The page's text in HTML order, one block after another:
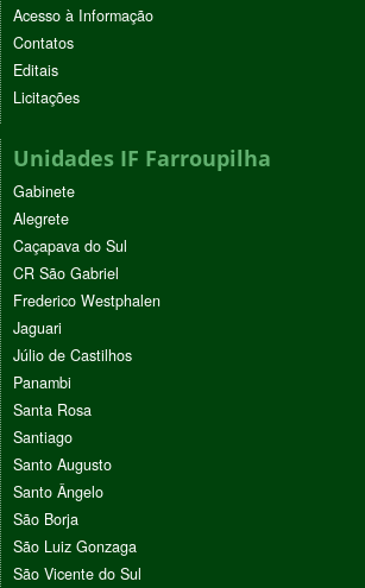
Acesso à Informação
Contatos
Editais
Licitações
Unidades IF Farroupilha
Gabinete
Alegrete
Caçapava do Sul
CR São Gabriel
Frederico Westphalen
Jaguari
Júlio de Castilhos
Panambi
Santa Rosa
Santiago
Santo Augusto
Santo Ângelo
São Borja
São Luiz Gonzaga
São Vicente do Sul